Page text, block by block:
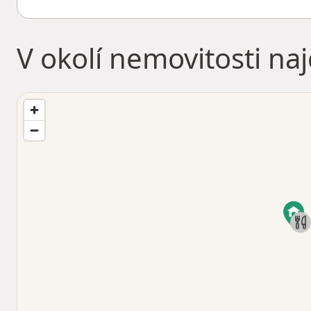
V okolí nemovitosti